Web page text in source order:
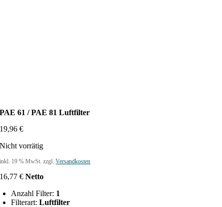
PAE 61 / PAE 81 Luftfilter
19,96€
Nicht vorrätig
inkl. 19 % MwSt. zzgl.Versandkosten
16,77€ Netto
Anzahl Filter: 1
Filterart: Luftfilter